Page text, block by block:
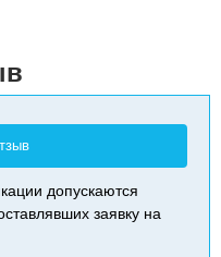
допускаются
заявку на